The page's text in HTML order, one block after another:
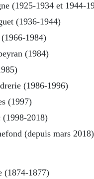
(1925-1934 et 1944-
(1936-1944)
1984)
(1984)
(1986-1996)
(1997)
2018)
(depuis mars 2018)
(1874-1877)